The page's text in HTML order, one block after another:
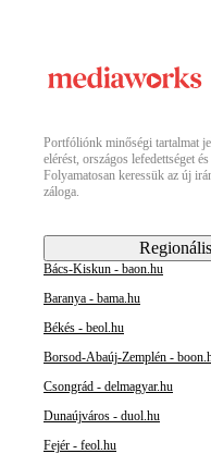
Portfóliónk minőségi tartalmat
elérést, országos lefedettséget
Folyamatosan keressük az új
záloga.
Bács-Kiskun - baon.hu
Baranya - bama.hu
Békés - beol.hu
Borsod-Abaúj-Zemplén -
Csongrád - delmagyar.hu
Dunaújváros - duol.hu
Fejér - feol.hu